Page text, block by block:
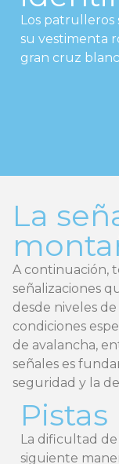
Los
su vestimenta
gran cruz
La
A continuación,
señalizaciones
desde niveles de
condiciones
de avalancha,
señales es
seguridad y la
Pistas
La dificultad de
siguiente